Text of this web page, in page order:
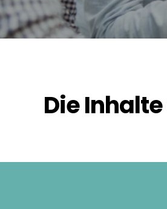
Die